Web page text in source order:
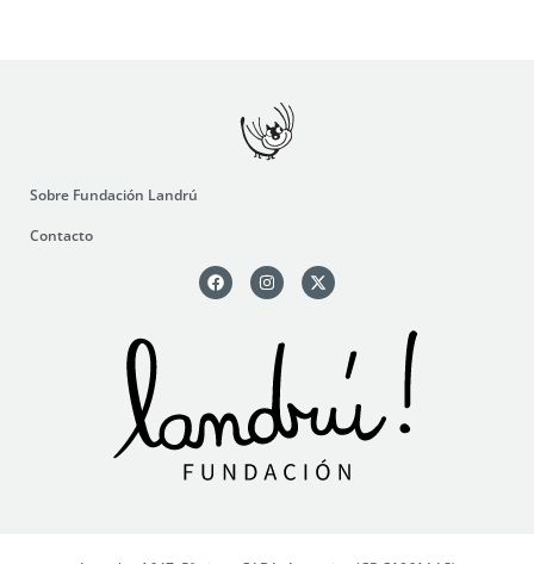
Sobre Fundación Landrú
Contacto